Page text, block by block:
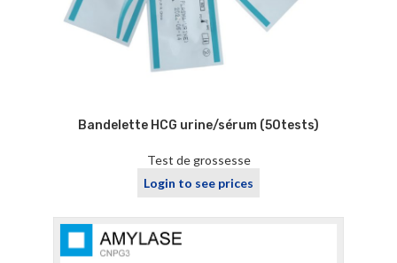
Bandelette HCG urine/sérum (50tests)
Test de grossesse
Login to see prices